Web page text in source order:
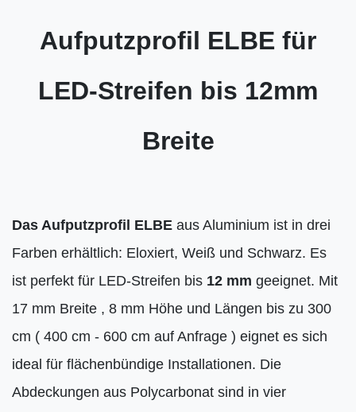
Aufputzprofil ELBE für
LED-Streifen bis 12mm
Breite
Das Aufputzprofil ELBE aus Aluminium ist in drei
Farben erhältlich: Eloxiert, Weiß und Schwarz. Es
ist perfekt für LED-Streifen bis 12 mm geeignet. Mit
17 mm Breite , 8 mm Höhe und Längen bis zu 300
cm ( 400 cm - 600 cm auf Anfrage ) eignet es sich
ideal für flächenbündige Installationen. Die
Abdeckungen aus Polycarbonat sind in vier